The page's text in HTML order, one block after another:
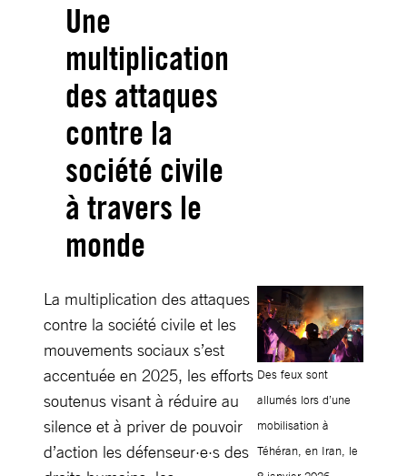
Une
multiplication
des attaques
contre la
société civile
à travers le
monde
La multiplication des attaques
contre la société civile et les
mouvements sociaux s’est
accentuée en 2025, les efforts
soutenus visant à réduire au
silence et à priver de pouvoir
d’action les défenseur·e·s des
Des feux sont
allumés lors d’une
mobilisation à
Téhéran, en Iran, le